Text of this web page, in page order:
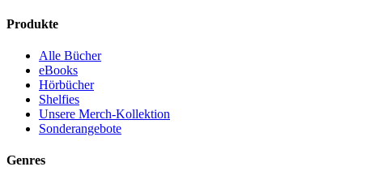
Produkte
Alle Bücher
eBooks
Hörbücher
Shelfies
Unsere Merch-Kollektion
Sonderangebote
Genres